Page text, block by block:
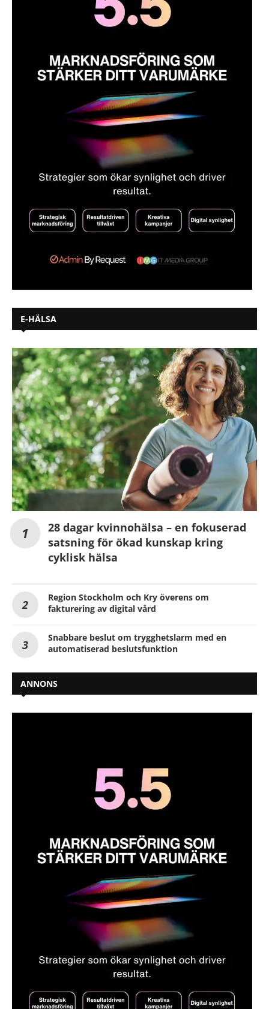
E-HÄLSA
28 dagar kvinnohälsa – en fokuserad
satsning för ökad kunskap kring
cyklisk hälsa
Region Stockholm och Kry överens om
fakturering av digital vård
Snabbare beslut om trygghetslarm med en
automatiserad beslutsfunktion
ANNONS